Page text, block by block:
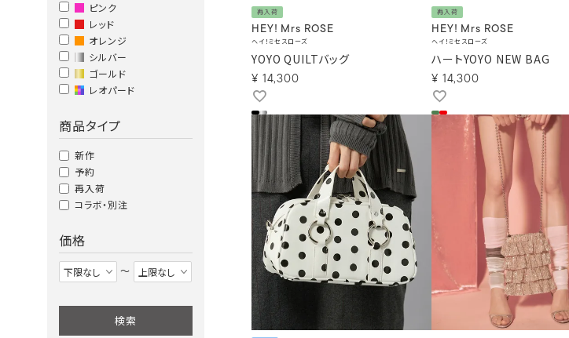
再入荷
HEY! Mrs ROSE
ヘイ！ミセスローズ
YOYO QUILTバッグ
¥ 14,300
再入荷
HEY! Mrs ROSE
ヘイ！ミセスローズ
ハートYOYO NEW BAG
¥ 14,300
ピンク
レッド
オレンジ
シルバー
ゴールド
レオパード
商品タイプ
新作
予約
再入荷
コラボ・別注
価格
〜